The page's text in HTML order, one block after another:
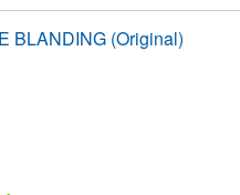
BLANDING (Original)